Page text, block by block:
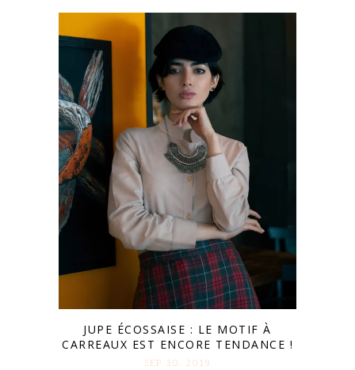
JUPE ÉCOSSAISE : LE MOTIF À
CARREAUX EST ENCORE TENDANCE !
SEP 30. 2019